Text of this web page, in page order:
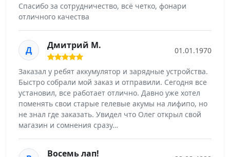
Спасибо за сотрудничество, всё четко, фонари
отличного качества
Д Дмитрий М. 01.01.1970
Заказал у ребят аккумулятор и зарядные устройства.
Быстро собрали мой заказ и отправили. Сегодня все
установил, все работает отлично. Давно уже хотел
поменять свои старые гелевые акумы на лифипо, но
не знал где заказать. Увидел что Олег открыл свой
магазин и сомнения сразу…
Восемь лап!